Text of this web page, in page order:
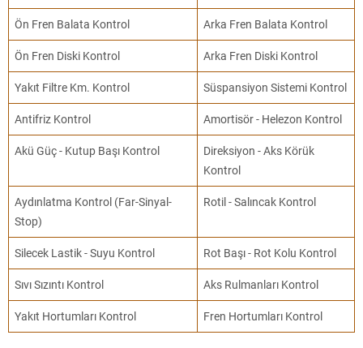
Ön Fren Balata Kontrol Arka Fren Balata Kontrol
Ön Fren Diski Kontrol Arka Fren Diski Kontrol
Yakıt Filtre Km. Kontrol Süspansiyon Sistemi Kontrol
Antifriz Kontrol Amortisör - Helezon Kontrol
Akü Güç - Kutup Başı Kontrol
Direksiyon - Aks Körük
Kontrol
Aydınlatma Kontrol (Far-Sinyal-
Stop)
Rotil - Salıncak Kontrol
Silecek Lastik - Suyu Kontrol Rot Başı - Rot Kolu Kontrol
Sıvı Sızıntı Kontrol Aks Rulmanları Kontrol
Yakıt Hortumları Kontrol Fren Hortumları Kontrol